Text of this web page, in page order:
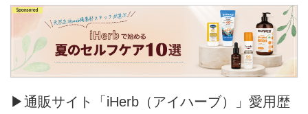
▶通販サイト「iHerb（アイハーブ）」愛用歴